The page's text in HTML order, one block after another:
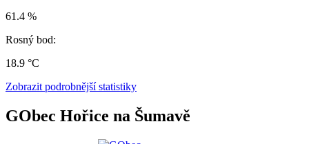
61.4 %
Rosný bod:
18.9 °C
Zobrazit podrobnější statistiky
GObec Hořice na Šumavě